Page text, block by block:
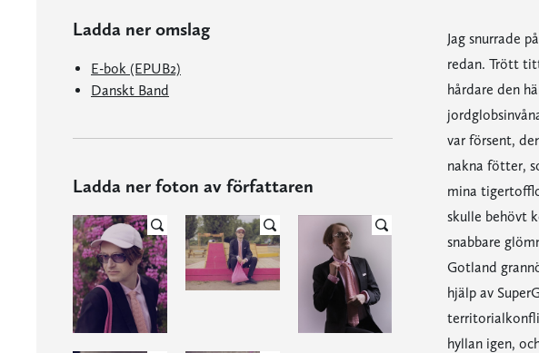
Ladda ner omslag
E-bok (EPUB2)
Danskt Band
Ladda ner foton av författaren
Jag snurrade
redan. Trött
hårdare den
var försent,
nakna fötter,
mina
skulle behövt
snabbare
Gotland
hjälp av
hyllan igen,